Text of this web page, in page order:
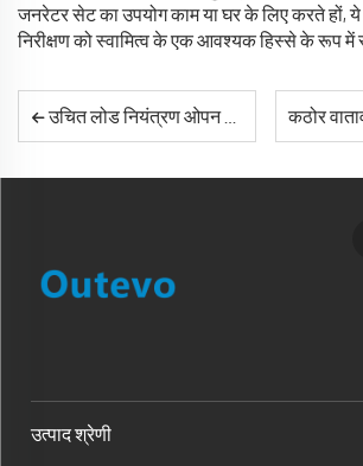
जनरेटर सेट का उपयोग काम या घर के लिए करते हों, ये
निरीक्षण को स्वामित्व के एक आवश्यक हिस्से के रूप में
उचित लोड नियंत्रण ओपन फ्रेम जनरेटर सेट को होने वाले नुकसान को रोकता है।
उत्पाद श्रेणी